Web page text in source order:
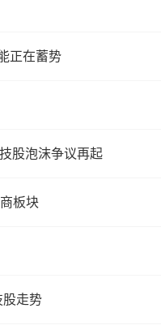
正在蓄势
股泡沫争议再起
板块
走势